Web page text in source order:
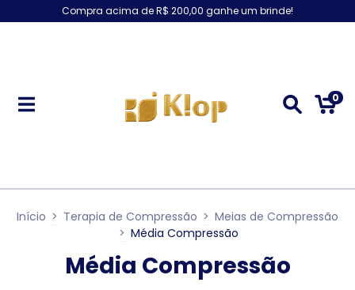
Compra acima de R$ 200,00 ganhe um brinde!
0
Início > Terapia de Compressão > Meias de Compressão
> Média Compressão
Média Compressão